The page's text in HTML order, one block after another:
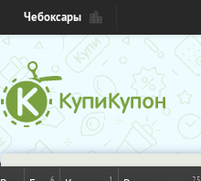
Чебоксары